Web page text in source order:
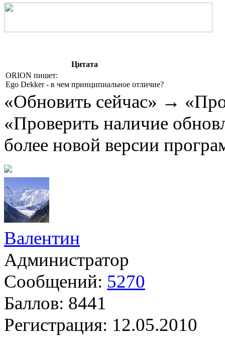
Цитата
ORION пишет:
Ego Dekker - в чем принципиальное отличие?
«Обновить сейчас» →
«Проверить наличие
более новой версии
Валентин
Администратор
Сообщений: 5270
Баллов: 8441
Регистрация: 12.05.2010